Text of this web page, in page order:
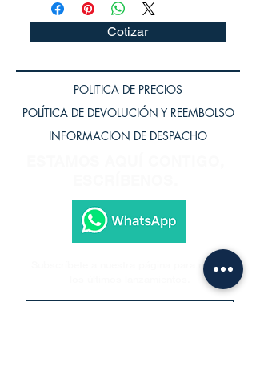
Cotizar
POLITICA DE PRECIOS
POLÍTICA DE DEVOLUCIÓN Y REEMBOLSO
INFORMACION DE DESPACHO
Subscríbete a nuestra página para recibir